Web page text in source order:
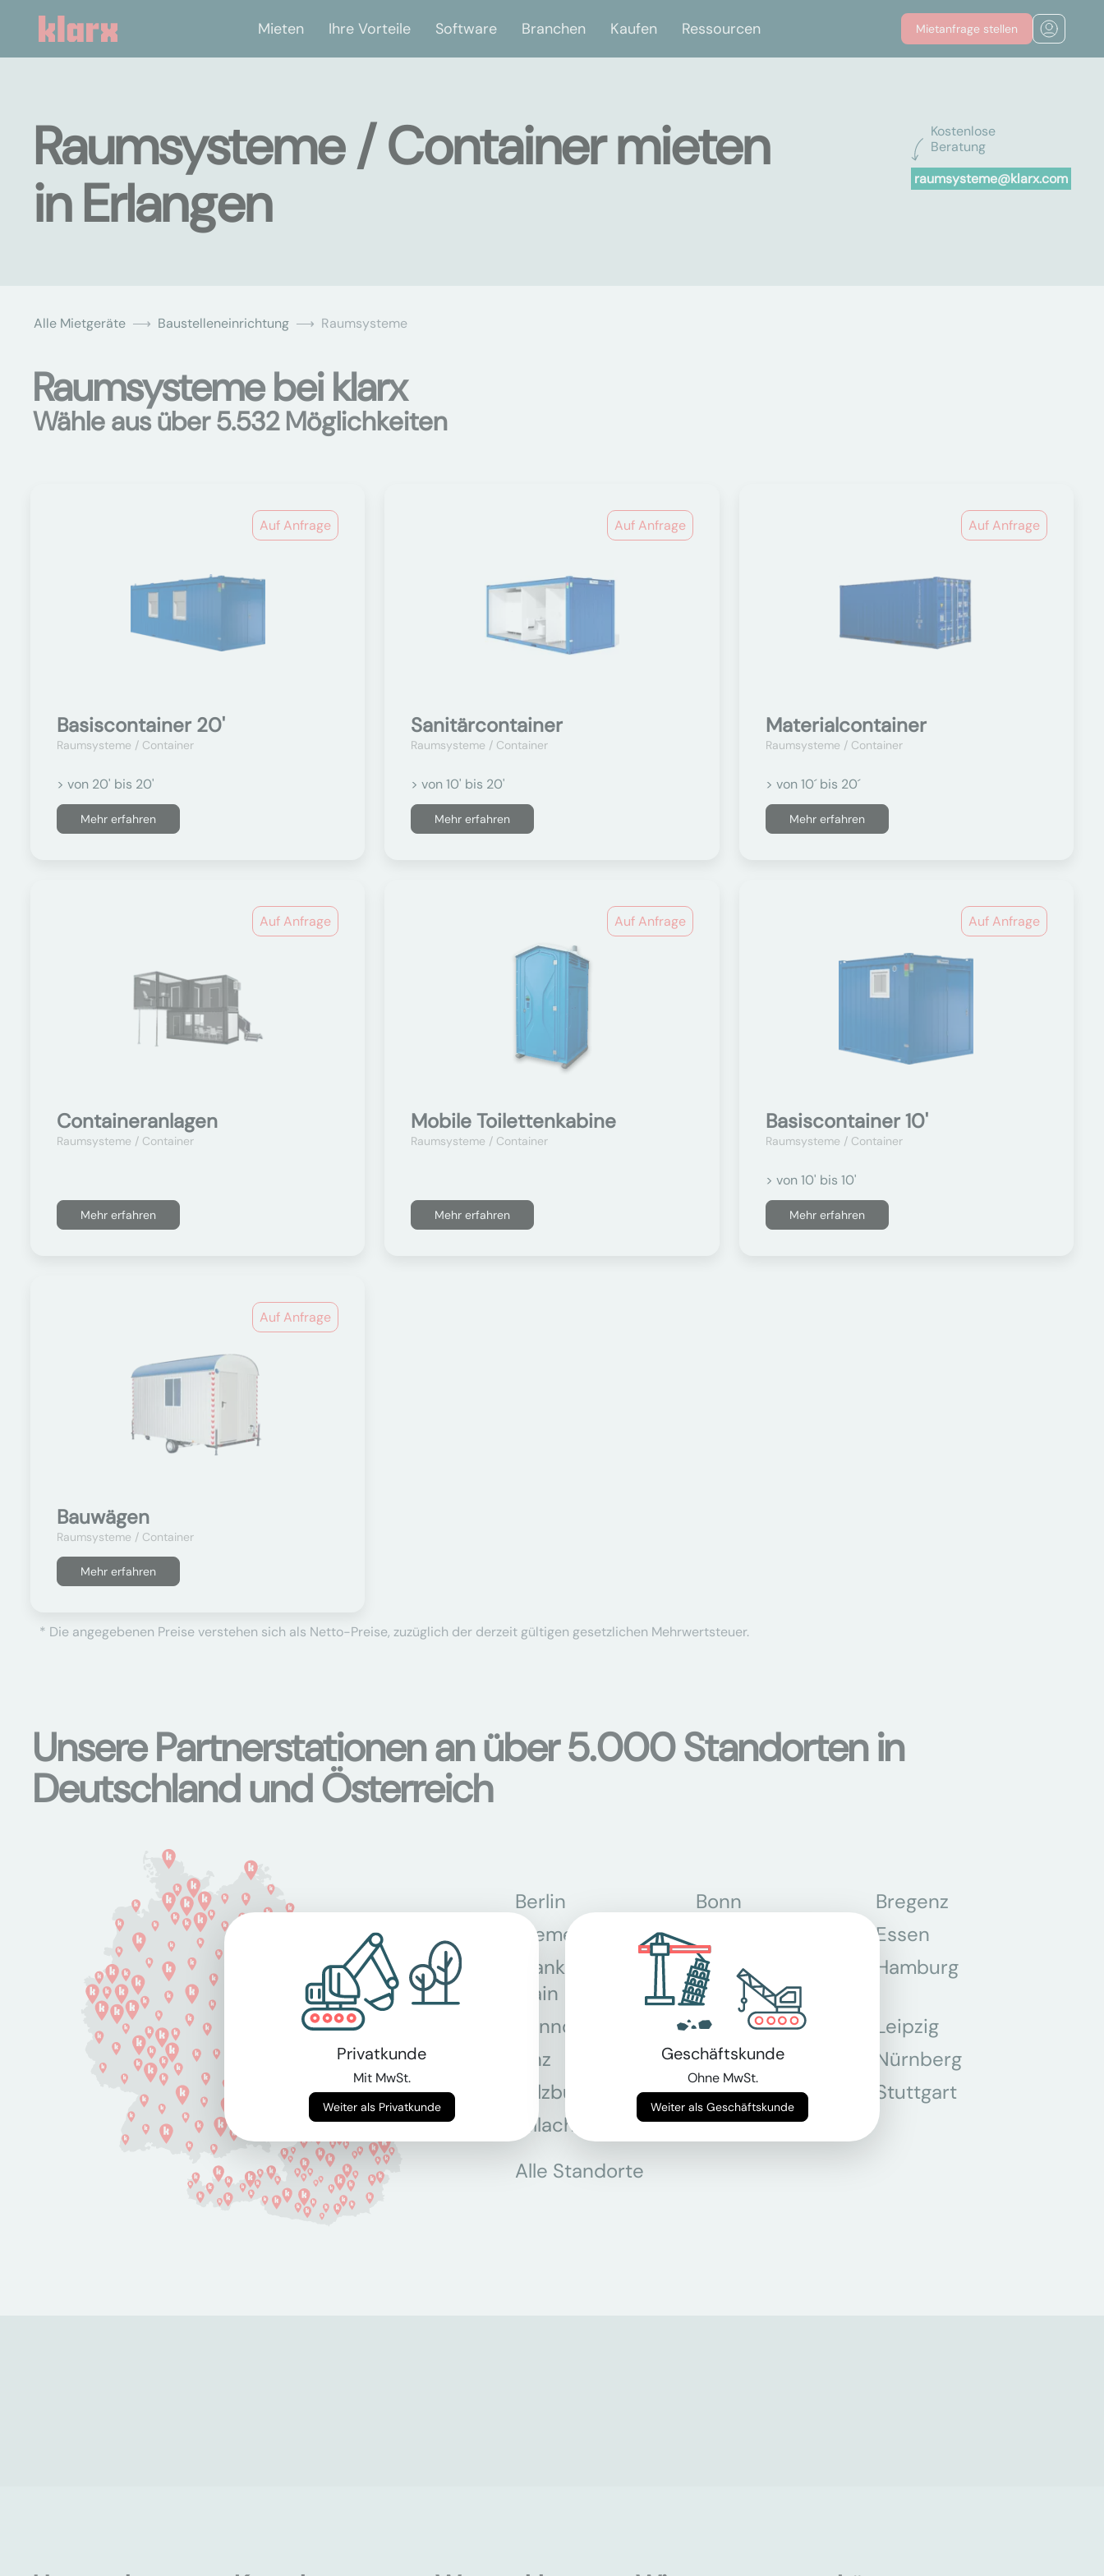
Mieten Ihre Vorteile Software Branchen Kaufen Ressourcen Mietanfrage stellen
Kostenlose
Beratung
raumsysteme@klarx.com
Raumsysteme / Container mieten
in Erlangen
Alle Mietgeräte Baustelleneinrichtung Raumsysteme
Raumsysteme bei klarx
Wähle aus über 5.532 Möglichkeiten
Auf Anfrage
Basiscontainer 20'
Raumsysteme / Container
> von 20' bis 20'
Mehr erfahren
Auf Anfrage
Sanitärcontainer
Raumsysteme / Container
> von 10' bis 20'
Mehr erfahren
Auf Anfrage
Materialcontainer
Raumsysteme / Container
> von 10´ bis 20´
Mehr erfahren
Auf Anfrage
Containeranlagen
Raumsysteme / Container
Mehr erfahren
Auf Anfrage
Mobile Toilettenkabine
Raumsysteme / Container
Mehr erfahren
Auf Anfrage
Basiscontainer 10'
Raumsysteme / Container
> von 10' bis 10'
Mehr erfahren
Auf Anfrage
Bauwägen
Raumsysteme / Container
Mehr erfahren
* Die angegebenen Preise verstehen sich als Netto-Preise, zuzüglich der derzeit gültigen gesetzlichen Mehrwertsteuer.
Unsere Partnerstationen an über 5.000 Standorten in
Deutschland und Österreich
Berlin Bonn
Bregenz
Bremen
Essen
Frankfurt am
Main
Graz Hamburg
Hannover Köln
Leipzig
Linz
München
Nürnberg
Salzburg
Steyr
Stuttgart
Villach
Wien
Alle Standorte
Privatkunde
Mit MwSt.
Weiter als Privatkunde
Geschäftskunde
Ohne MwSt.
Weiter als Geschäftskunde